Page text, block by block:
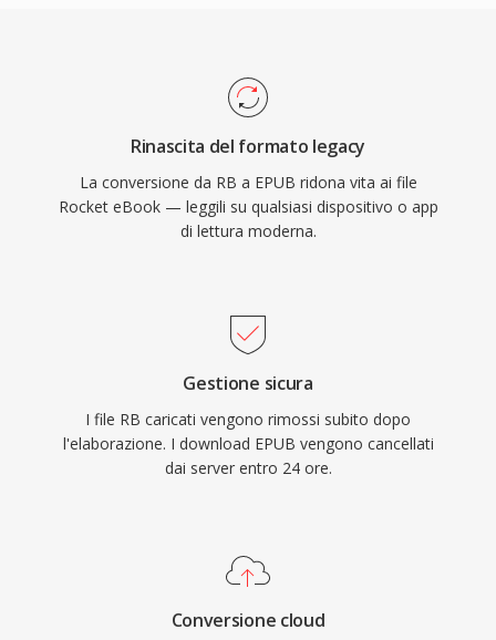
Rinascita del formato legacy
La conversione da RB a EPUB ridona vita ai file
Rocket eBook — leggili su qualsiasi dispositivo o app
di lettura moderna.
Gestione sicura
I file RB caricati vengono rimossi subito dopo
l'elaborazione. I download EPUB vengono cancellati
dai server entro 24 ore.
Conversione cloud